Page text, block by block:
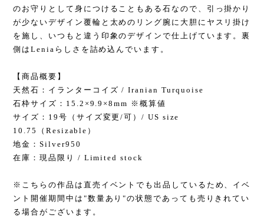
のお守りとして身につけることもある石なので、引っ掛かり
が少ないデザイン覆輪と太めのリング腕に大胆にヤスリ掛け
を施し、いつもと違う印象のデザインで仕上げています。裏
側はLeniaらしさを詰め込んでいます。
【商品概要】
天然石：イランターコイズ / Iranian Turquoise
石枠サイズ：15.2×9.9×8mm ※概算値
サイズ：19号（サイズ変更/可）/ US size
10.75（Resizable）
地金：Silver950
在庫：現品限り / Limited stock
※こちらの作品は直売イベントでも出品しているため、イベ
ント開催期間中は"数量あり"の状態であっても売りきれてい
る場合がございます。